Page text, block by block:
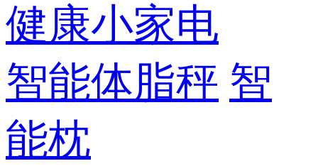
健康小家电
智能体脂秤 智
能枕